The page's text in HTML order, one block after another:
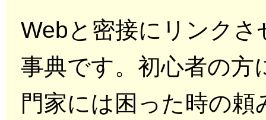
Webと密接にリンク
事典です。初心者の方
門家には困った時の